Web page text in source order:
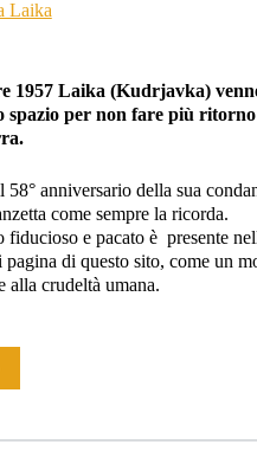
1957 Laika (Kudrjavka)
spazio per non fare più
anniversario della sua
come sempre la ricorda.
fiducioso e pacato è presente
pagina di questo sito, come un
alla crudeltà umana.